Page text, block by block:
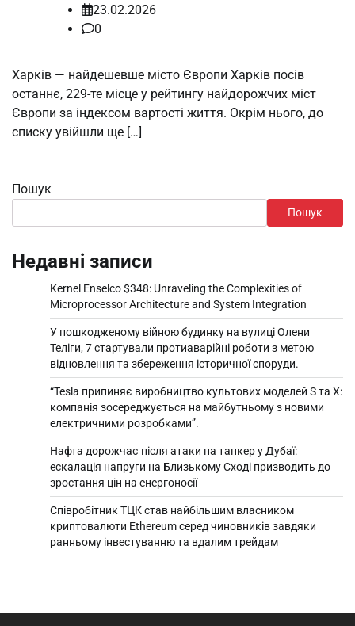
23.02.2026
0
Харків — найдешевше місто Європи Харків посів
останнє, 229-те місце у рейтингу найдорожчих міст
Європи за індексом вартості життя. Окрім нього, до
списку увійшли ще […]
Пошук
Пошук
Недавні записи
Kernel Enselco $348: Unraveling the Complexities of
Microprocessor Architecture and System Integration
У пошкодженому війною будинку на вулиці Олени
Теліги, 7 стартували протиаварійні роботи з метою
відновлення та збереження історичної споруди.
“Tesla припиняє виробництво культових моделей S та X:
компанія зосереджується на майбутньому з новими
електричними розробками”.
Нафта дорожчає після атаки на танкер у Дубаї:
ескалація напруги на Близькому Сході призводить до
зростання цін на енергоносії
Співробітник ТЦК став найбільшим власником
криптовалюти Ethereum серед чиновників завдяки
ранньому інвестуванню та вдалим трейдам